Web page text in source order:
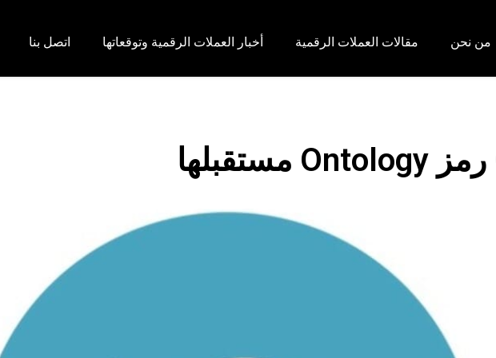
من نحن مقالات العملات الرقمية أخبار العملات الرقمية وتوقعاتها اتصل بنا